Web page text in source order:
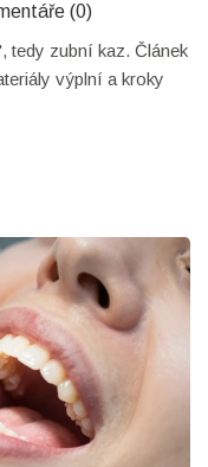
(0)
tedy zubní kaz. Článek
výplní a kroky